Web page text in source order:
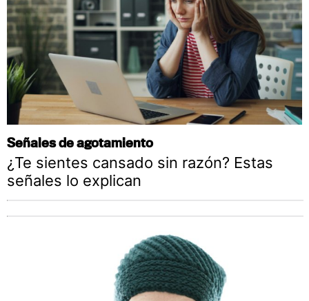
Señales de agotamiento
¿Te sientes cansado sin razón? Estas
señales lo explican